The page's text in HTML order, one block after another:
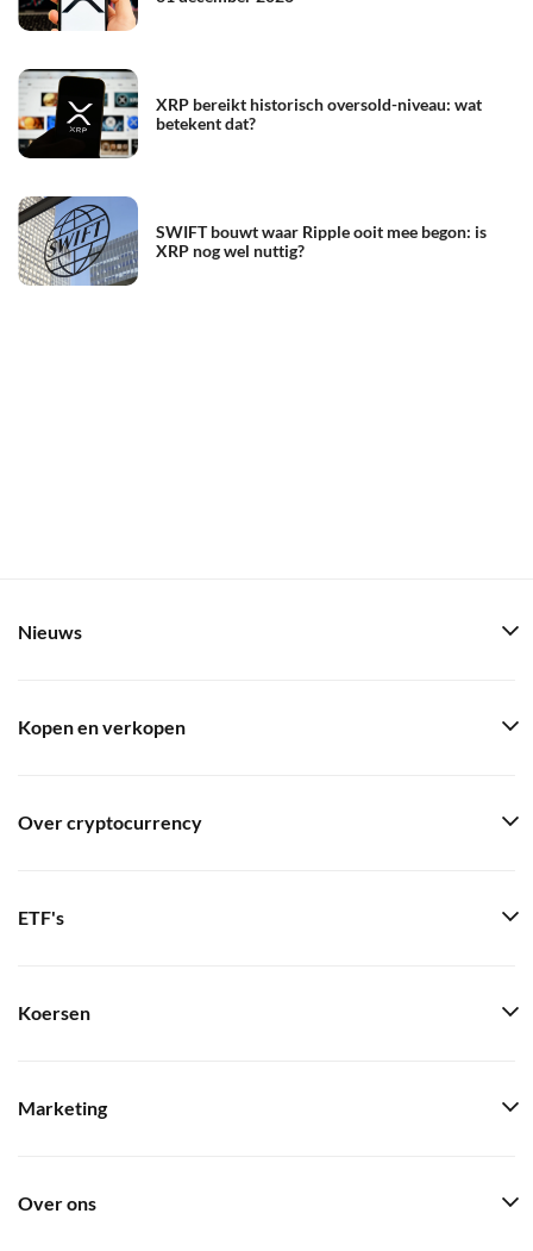
XRP bereikt historisch oversold-niveau: wat
betekent dat?
SWIFT bouwt waar Ripple ooit mee begon: is
XRP nog wel nuttig?
Nieuws
Kopen en verkopen
Over cryptocurrency
ETF's
Koersen
Marketing
Over ons